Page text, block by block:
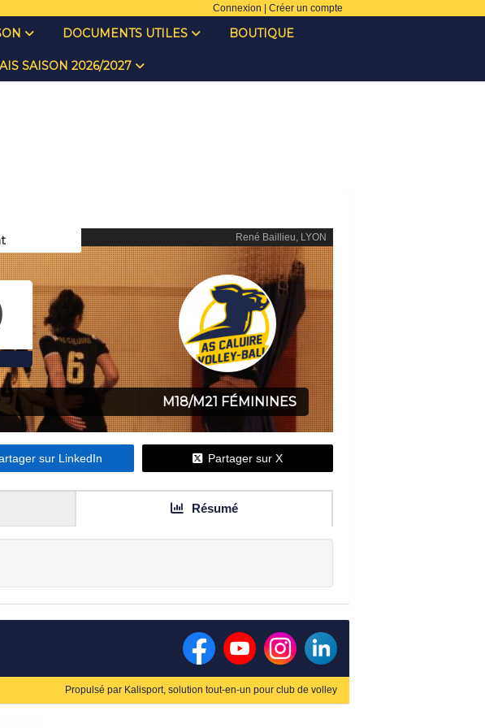
Connexion Créer un compte
DOCUMENTS UTILES BOUTIQUE
SAISON 2026/2027
René Baillieu, LYON
M18/M21 FÉMININES
sur LinkedIn Partager sur X
Résumé
Propulsé par Kalisport, solution tout-en-un pour club de volley